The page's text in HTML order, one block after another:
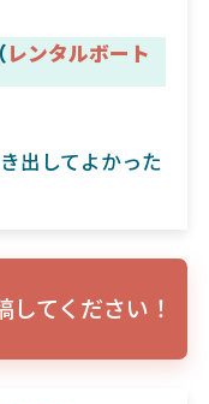
レンタルボート
出してよかった
てください！